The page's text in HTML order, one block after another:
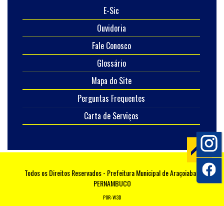
E-Sic
Ouvidoria
Fale Conosco
Glossário
Mapa do Site
Perguntas Frequentes
Carta de Serviços
Todos os Direitos Reservados - Prefeitura Municipal de Araçoiaba -
PERNAMBUCO
POR: W3D